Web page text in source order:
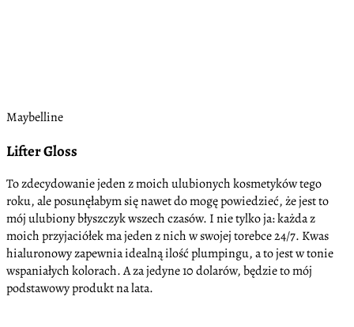
Maybelline
Lifter Gloss
To zdecydowanie jeden z moich ulubionych kosmetyków tego
roku, ale posunęłabym się nawet do mogę powiedzieć, że jest to
mój ulubiony błyszczyk wszech czasów. I nie tylko ja: każda z
moich przyjaciółek ma jeden z nich w swojej torebce 24/7. Kwas
hialuronowy zapewnia idealną ilość plumpingu, a to jest w tonie
wspaniałych kolorach. A za jedyne 10 dolarów, będzie to mój
podstawowy produkt na lata.